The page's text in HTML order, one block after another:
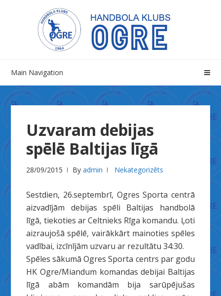
navigation
content
Main Navigation
Uzvaram debijas
spēlē Baltijas līgā
28/09/2015 Byadmin Nekategorizēts
Sestdien, 26.septembrī, Ogres Sporta centrā
aizvadījām debijas spēli Baltijas handbolā
līgā, tiekoties ar Celtnieks Rīga komandu. Ļoti
aizraujošā spēlē, vairākkārt mainoties spēles
vadībai, izcīnījām uzvaru ar rezultātu 34:30.
Spēles sākumā Ogres Sporta centrs par godu
HK Ogre/Miandum komandas debijai Baltijas
līgā abām komandām bija sarūpējušas